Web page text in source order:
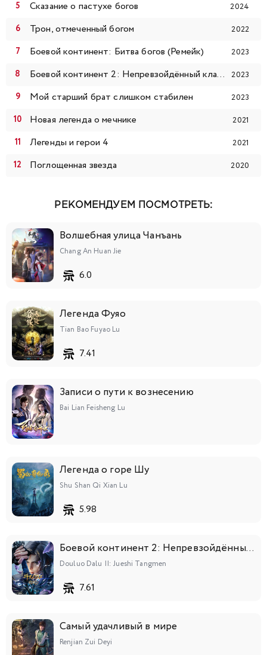
Сказание о пастухе богов 2024
Трон, отмеченный богом 2022
Боевой континент: Битва богов (Ремейк) 2023
Боевой континент 2: Непревзойдённый клан Тан 2023
Мой старший брат слишком стабилен 2023
Новая легенда о мечнике 2021
Легенды и герои 4 2021
Поглощенная звезда 2020
РЕКОМЕНДУЕМ ПОСМОТРЕТЬ:
Волшебная улица Чанъань
Chang An Huan Jie
6.0
Легенда Фуяо
Tian Bao Fuyao Lu
7.41
Записи о пути к вознесению
Bai Lian Feisheng Lu
Легенда о горе Шу
Shu Shan Qi Xian Lu
5.98
Боевой континент 2: Непревзойдённый клан Тан
Douluo Dalu II: Jueshi Tangmen
7.61
Самый удачливый в мире
Renjian Zui Deyi